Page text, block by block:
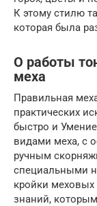
К этому стилю
которая была
О работы
меха
Правильная
практических
быстро и
видами меха, с
ручным
специальными
кройки
знаний,